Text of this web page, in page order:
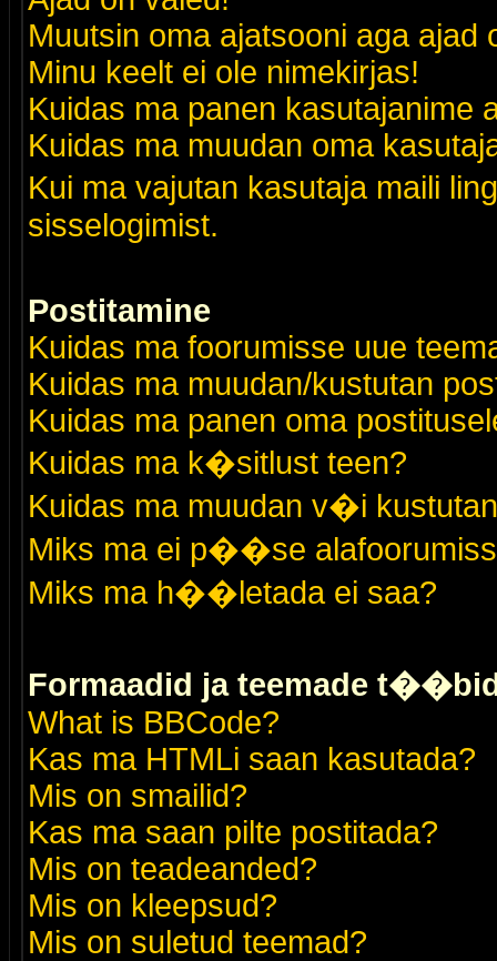
Muutsin oma ajatsooni aga ajad
Minu keelt ei ole nimekirjas!
Kuidas ma panen kasutajanime
Kuidas ma muudan oma
Kui ma vajutan kasutaja maili
sisselogimist.
Postitamine
Kuidas ma foorumisse uue
Kuidas ma muudan/kustutan
Kuidas ma panen oma
Kuidas ma k�sitlust teen?
Kuidas ma muudan v�i
Miks ma ei p��se
Miks ma h��letada ei saa?
Formaadid ja teemade
What is BBCode?
Kas ma HTMLi saan kasutada?
Mis on smailid?
Kas ma saan pilte postitada?
Mis on teadeanded?
Mis on kleepsud?
Mis on suletud teemad?